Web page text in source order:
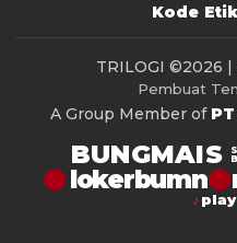
Kode
TRILOGI ©2026 |
Pembuat
A Group Member of
BUNGMAIS
lokerbumn
play